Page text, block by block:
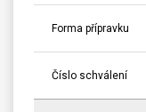
Forma přípravku
Číslo schválení